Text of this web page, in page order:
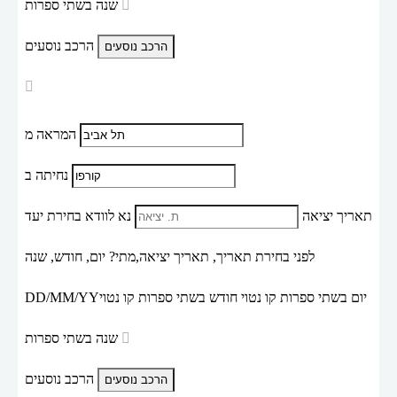
הרכב נוסעים
המראה מ
נחיתה ב
תאריך יציאה נא לוודא בחירת יעד
לפני בחירת תאריך, תאריך יציאה,מתי? יום, חודש, שנה
DD/MM/YYיום בשתי ספרות קו נטוי חודש בשתי ספרות קו נטוי
הרכב נוסעים